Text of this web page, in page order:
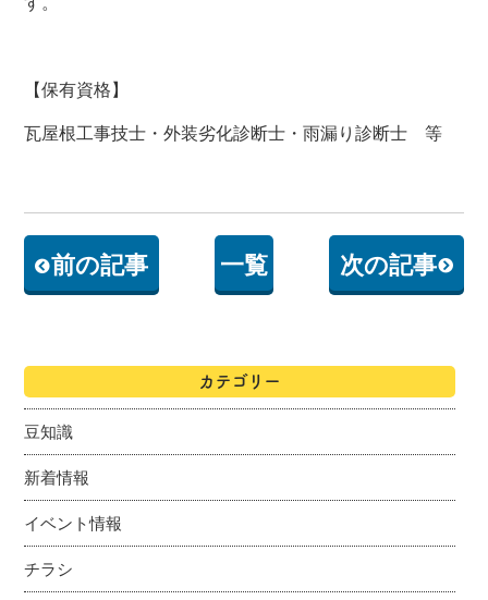
【保有資格】
瓦屋根工事技士・外装劣化診断士・雨漏り診断士 等
前の記事 一覧 次の記事
カテゴリー
豆知識
新着情報
イベント情報
チラシ